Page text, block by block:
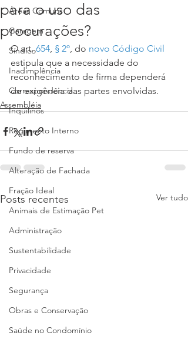
Áreas Comuns
Garagem
Síndico
Inadimplência
Correspondência
Inquilinos
Regimento Interno
Fundo de reserva
Alteração de Fachada
Fração Ideal
Animais de Estimação Pet
Administração
Sustentabilidade
Privacidade
Segurança
Obras e Conservação
Saúde no Condomínio
para o uso das
procurações?
O art. 654, § 2º, do novo Código Civil
estipula que a necessidade do
reconhecimento de firma dependerá
de exigência das partes envolvidas.
Assembléia
Posts recentes Ver tudo